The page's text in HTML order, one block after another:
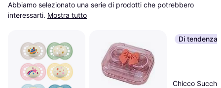
Abbiamo selezionato una serie di prodotti che potrebbero
interessarti. Mostra tutto
Di tendenza
Chicco